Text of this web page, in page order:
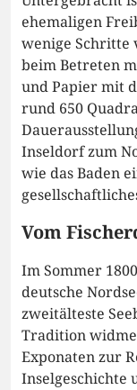
ehemaligen
wenige Schritte
beim Betreten
und Papier mit
rund 650
Inseldorf zum
wie das Baden
Vom
Im Sommer
deutsche
zweitälteste
Tradition
Exponaten zur
Inselgeschichte